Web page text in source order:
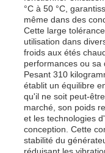
A propos de nous
Visite d'usine
Contrôle de la
Contact
°C à 50 °C,
même dans des
Cette large
utilisation dans
froids aux étés
performances ou sa
Pesant 310
établit un équilibre
qu'il ne soit peut-
marché, son poids
et les technologies
conception. Cette
stabilité du
réduisant les